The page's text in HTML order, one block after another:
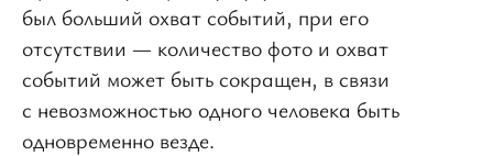
был больший охват событий, при его
отсутствии — количество фото и охват
событий может быть сокращен, в связи
с невозможностью одного человека быть
одновременно везде.